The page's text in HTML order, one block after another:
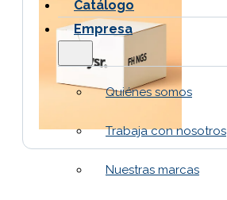
Catálogo
Empresa
Quiénes somos
Trabaja con nosotros
Nuestras marcas